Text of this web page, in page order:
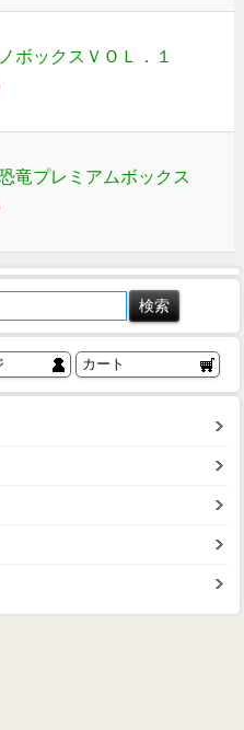
ボックスＶＯＬ．１
竜プレミアムボックス
カート